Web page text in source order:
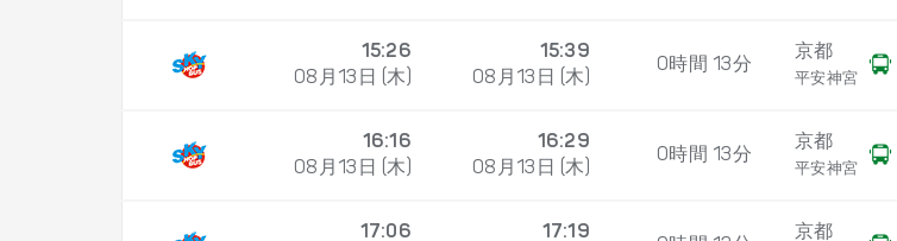
15:26
08月13日 (木)
15:39
08月13日 (木)
0時間 13分
京都
平安神宮
16:16
08月13日 (木)
16:29
08月13日 (木)
0時間 13分
京都
平安神宮
17:06
17:19
京都